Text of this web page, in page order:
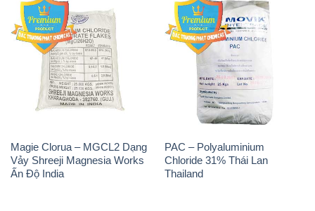
Magie Clorua – MGCL2 Dạng
Vảy Shreeji Magnesia Works
Ấn Độ India
PAC – Polyaluminium
Chloride 31% Thái Lan
Thailand